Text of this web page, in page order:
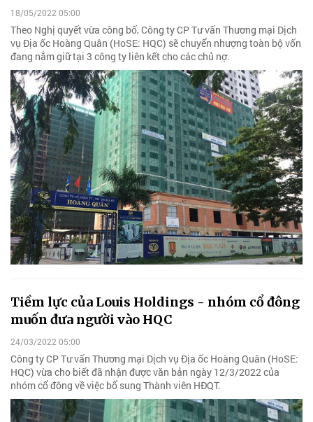
18/05/2022 05:00
Theo Nghị quyết vừa công bố, Công ty CP Tư vấn Thương mại Dịch
vụ Địa ốc Hoàng Quân (HoSE: HQC) sẽ chuyển nhượng toàn bộ vốn
đang nắm giữ tại 3 công ty liên kết cho các chủ nợ.
Tiềm lực của Louis Holdings - nhóm cổ đông
muốn đưa người vào HQC
24/03/2022 05:00
Công ty CP Tư vấn Thương mại Dịch vụ Địa ốc Hoàng Quân (HoSE:
HQC) vừa cho biết đã nhận được văn bản ngày 12/3/2022 của
nhóm cổ đông về việc bổ sung Thành viên HĐQT.